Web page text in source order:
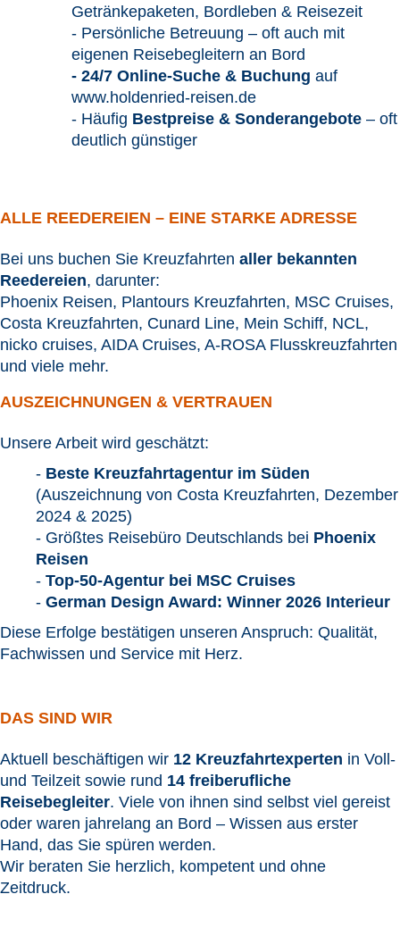
Getränkepaketen, Bordleben & Reisezeit
- Persönliche Betreuung – oft auch mit
eigenen Reisebegleitern an Bord
- 24/7 Online-Suche & Buchung auf
www.holdenried-reisen.de
- Häufig Bestpreise & Sonderangebote – oft
deutlich günstiger
ALLE REEDEREIEN – EINE STARKE ADRESSE
Bei uns buchen Sie Kreuzfahrten aller bekannten
Reedereien, darunter:
Phoenix Reisen, Plantours Kreuzfahrten, MSC Cruises,
Costa Kreuzfahrten, Cunard Line, Mein Schiff, NCL,
nicko cruises, AIDA Cruises, A-ROSA Flusskreuzfahrten
und viele mehr.
AUSZEICHNUNGEN & VERTRAUEN
Unsere Arbeit wird geschätzt:
- Beste Kreuzfahrtagentur im Süden
(Auszeichnung von Costa Kreuzfahrten, Dezember
2024 & 2025)
- Größtes Reisebüro Deutschlands bei Phoenix
Reisen
- Top-50-Agentur bei MSC Cruises
- German Design Award: Winner 2026 Interieur
Diese Erfolge bestätigen unseren Anspruch: Qualität,
Fachwissen und Service mit Herz.
DAS SIND WIR
Aktuell beschäftigen wir 12 Kreuzfahrtexperten in Voll-
und Teilzeit sowie rund 14 freiberufliche
Reisebegleiter. Viele von ihnen sind selbst viel gereist
oder waren jahrelang an Bord – Wissen aus erster
Hand, das Sie spüren werden.
Wir beraten Sie herzlich, kompetent und ohne
Zeitdruck.